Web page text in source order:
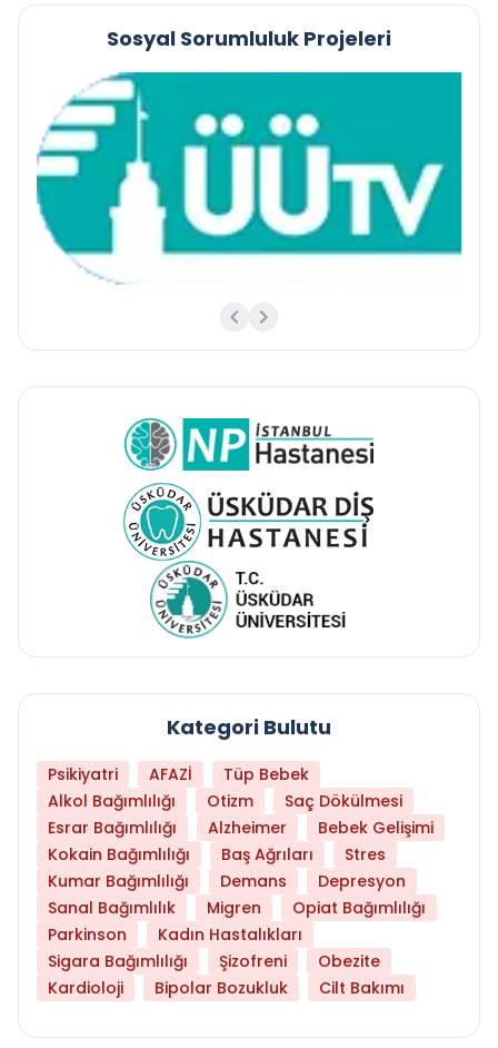
Sosyal Sorumluluk Projeleri
Kategori Bulutu
Psikiyatri AFAZİ
Tüp Bebek
Alkol Bağımlılığı
Otizm
Saç Dökülmesi
Esrar Bağımlılığı
Alzheimer
Bebek Gelişimi
Kokain Bağımlılığı
Baş Ağrıları
Stres
Kumar Bağımlılığı
Demans
Depresyon
Sanal Bağımlılık
Migren
Opiat Bağımlılığı
Parkinson
Kadın Hastalıkları
Sigara Bağımlılığı
Şizofreni
Obezite
Kardioloji
Bipolar Bozukluk Cilt Bakımı